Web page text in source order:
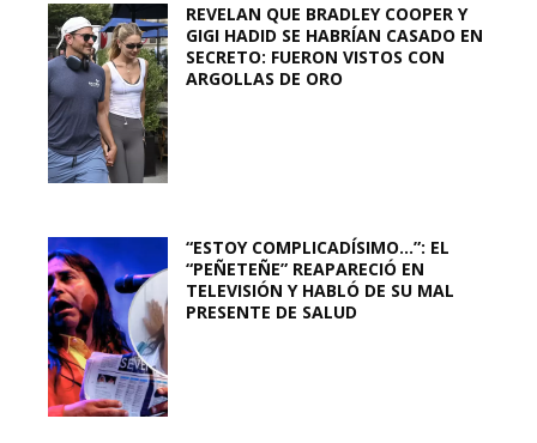
REVELAN QUE BRADLEY COOPER Y
GIGI HADID SE HABRÍAN CASADO EN
SECRETO: FUERON VISTOS CON
ARGOLLAS DE ORO
“ESTOY COMPLICADÍSIMO…”: EL
“PEÑETEÑE” REAPARECIÓ EN
TELEVISIÓN Y HABLÓ DE SU MAL
PRESENTE DE SALUD